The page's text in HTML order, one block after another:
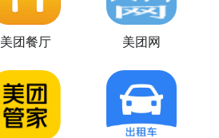
美团餐厅 美团网